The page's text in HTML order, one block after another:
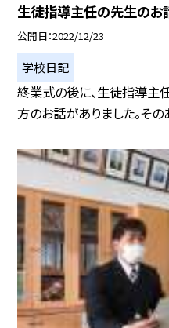
生徒指導主任の先生のお
公開日 2022/12/23
学校日記
終業式の後に、生徒指導主
方のお話がありました。その